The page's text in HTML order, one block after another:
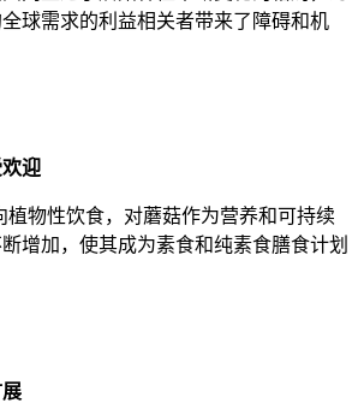
球需求的利益相关者带来了障碍和机
迎
植物性饮食，对蘑菇作为营养和可持续
增加，使其成为素食和纯素食膳食计划